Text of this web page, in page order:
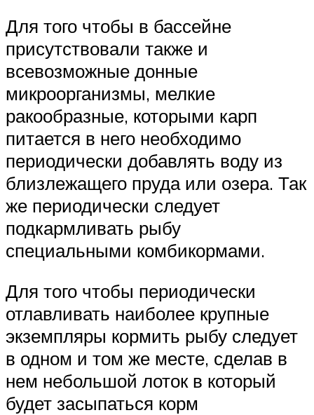
Для того чтобы в бассейне
присутствовали также и
всевозможные донные
микроорганизмы, мелкие
ракообразные, которыми карп
питается в него необходимо
периодически добавлять воду из
близлежащего пруда или озера. Так
же периодически следует
подкармливать рыбу
специальными комбикормами.
Для того чтобы периодически
отлавливать наиболее крупные
экземпляры кормить рыбу следует
в одном и том же месте, сделав в
нем небольшой лоток в который
будет засыпаться корм